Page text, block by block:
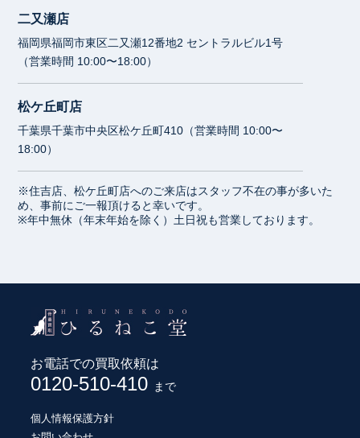
二又瀬店
福岡県福岡市東区二又瀬12番地2 セントラルビル1号
（営業時間 10:00〜18:00）
松ケ丘町店
千葉県千葉市中央区松ケ丘町410（営業時間 10:00〜
18:00）
※住吉店、松ケ丘町店へのご来店はスタッフ不在の事が多いた
め、事前にご一報頂けると幸いです。
※年中無休（年末年始を除く）土日祝も営業しております。
お電話での買取依頼は
0120-510-410 まで
個人情報保護方針